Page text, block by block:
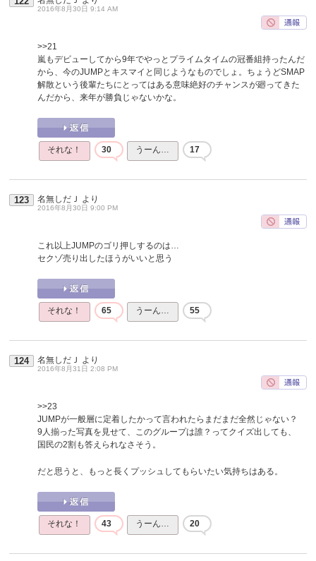
2016年8月30日 9:14 AM
>>21
嵐もデビューしてから9年でやっとプライムタイムの冠番組持ったんだ
から、今のJUMPとキスマイと同じようなものでしょ。ちょうどSMAP
解散という後輩たちにとってはある意味絶好のチャンスが廻ってきた
んだから、来年が勝負じゃないかな。
それな！ 30 うーん… 17
123 名無しだＪ より
2016年8月30日 9:00 PM
これ以上JUMPのゴリ押しするのは…
セクゾ売り出したほうがいいと思う
それな！ 65 うーん… 55
124 名無しだＪ より
2016年8月31日 2:08 PM
>>23
JUMPが一般層に定着したかって言われたらまだまだ全然じゃない？
9人揃った写真を見せて、このグループは誰？ってクイズ出しても、
国民の2割も答えられなさそう。
だと思うと、もっと長くプッシュしてもらいたい気持ちはある。
それな！ 43 うーん… 20